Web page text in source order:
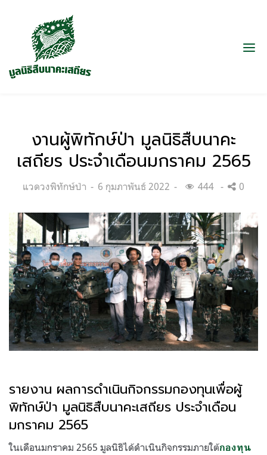
งานผู้พิทักษ์ป่า มูลนิธิสืบนาคะ
เสถียร ประจำเดือนมกราคม 2565
Categories:
แวดวงพิทักษ์ป่า
Posted
6 กุมภาพันธ์ 2022 444 0
รายงาน ผลการดำเนินกิจกรรมกองทุนเพื่อผู้
พิทักษ์ป่า มูลนิธิสืบนาคะเสถียร ประจำเดือน
มกราคม 2565
ในเดือนมกราคม 2565 มูลนิธิได้ดำเนินกิจกรรมภายใต้กองทุน